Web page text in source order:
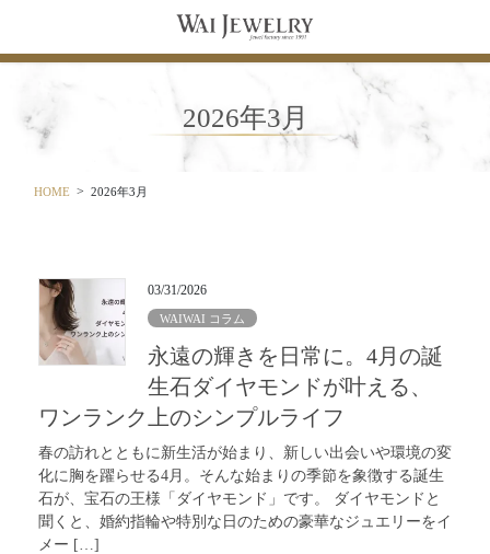
テ
ゲ
2026年3月
HOME 2026年3月
03/31/2026
WAIWAI コラム
永遠の輝きを日常に。4月の誕
生石ダイヤモンドが叶える、
ワンランク上のシンプルライフ
春の訪れとともに新生活が始まり、新しい出会いや環境の変
化に胸を躍らせる4月。そんな始まりの季節を象徴する誕生
石が、宝石の王様「ダイヤモンド」です。 ダイヤモンドと
聞くと、婚約指輪や特別な日のための豪華なジュエリーをイ
メー […]